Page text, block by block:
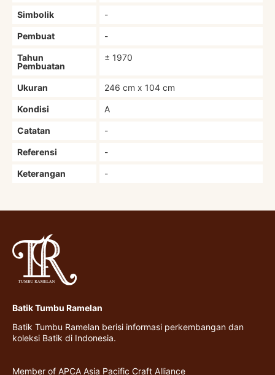
Simbolik -
Pembuat -
Tahun
Pembuatan
± 1970
Ukuran 246 cm x 104 cm
Kondisi A
Catatan -
Referensi -
Keterangan -
Batik Tumbu Ramelan
Batik Tumbu Ramelan berisi informasi perkembangan dan
koleksi Batik di Indonesia.
Member of APCA Asia Pacific Craft Alliance